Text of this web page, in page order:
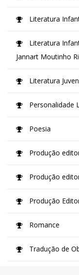
Literatura
Literatura
Jannart Moutinho
Literatura
Personalidade
Poesia
Produção
Produção
Produção
Romance
Tradução de